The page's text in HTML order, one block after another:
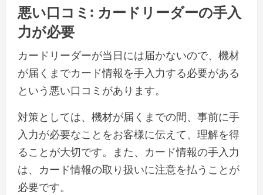
悪い口コミ: カードリーダーの手入
力が必要
カードリーダーが当日には届かないので、機材
が届くまでカード情報を手入力する必要がある
という悪い口コミがあります。
対策としては、機材が届くまでの間、事前に手
入力が必要なことをお客様に伝えて、理解を得
ることが大切です。また、カード情報の手入力
は、カード情報の取り扱いに注意を払うことが
必要です。